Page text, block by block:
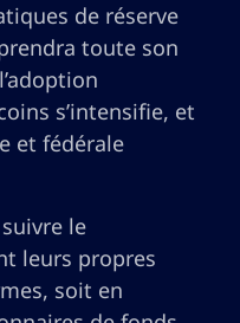
de réserve
toute son
s’intensifie, et
et fédérale
le
leurs propres
soit en